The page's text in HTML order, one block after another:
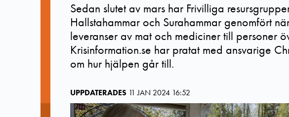
Sedan slutet av mars har Frivilliga
Hallstahammar och Surahammar genomfört
leveranser av mat och mediciner till personer
Krisinformation.se har pratat med ansvarige
om hur hjälpen går till.
UPPDATERADES 11 JAN 2024 16:52